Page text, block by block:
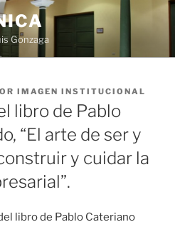
Gonzaga
IMAGEN INSTITUCIONAL
libro de Pablo
“El arte de ser y
y cuidar la
libro de Pablo Cateriano